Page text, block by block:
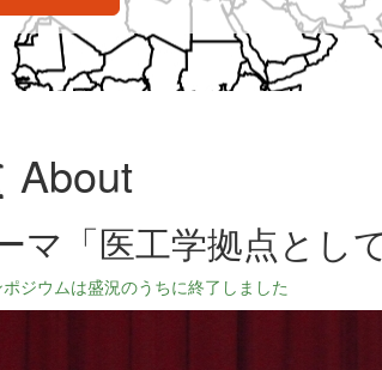
About
マ「医工学拠点とし
ジウムは盛況のうちに終了しました